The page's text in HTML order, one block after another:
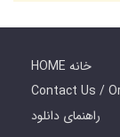
HOME خانه
راهنمای دانلود